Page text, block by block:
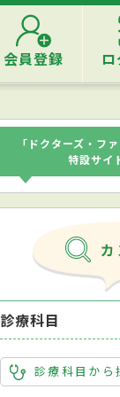
会員登録
「ドクターズ・フ
特設サイ
診療科目
診療科目から